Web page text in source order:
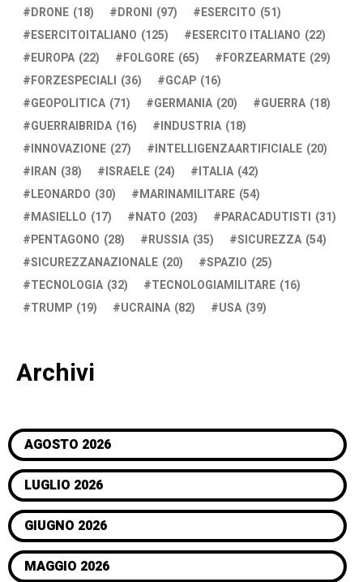
DRONE (18) DRONI (97) ESERCITO (51)
ESERCITOITALIANO (125) ESERCITO ITALIANO (22)
EUROPA (22) FOLGORE (65) FORZEARMATE (29)
FORZESPECIALI (36) GCAP (16)
GEOPOLITICA (71) GERMANIA (20) GUERRA (18)
GUERRAIBRIDA (16) INDUSTRIA (18)
INNOVAZIONE (27) INTELLIGENZAARTIFICIALE (20)
IRAN (38) ISRAELE (24) ITALIA (42)
LEONARDO (30) MARINAMILITARE (54)
MASIELLO (17) NATO (203) PARACADUTISTI (31)
PENTAGONO (28) RUSSIA (35) SICUREZZA (54)
SICUREZZANAZIONALE (20) SPAZIO (25)
TECNOLOGIA (32) TECNOLOGIAMILITARE (16)
TRUMP (19) UCRAINA (82) USA (39)
Archivi
AGOSTO 2026
LUGLIO 2026
GIUGNO 2026
MAGGIO 2026